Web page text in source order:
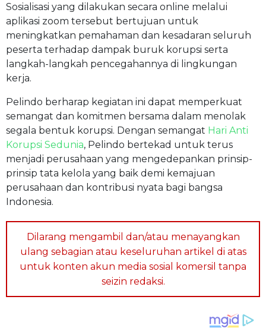
Sosialisasi yang dilakukan secara online melalui
aplikasi zoom tersebut bertujuan untuk
meningkatkan pemahaman dan kesadaran seluruh
peserta terhadap dampak buruk korupsi serta
langkah-langkah pencegahannya di lingkungan
kerja.
Pelindo berharap kegiatan ini dapat memperkuat
semangat dan komitmen bersama dalam menolak
segala bentuk korupsi. Dengan semangat Hari Anti
Korupsi Sedunia, Pelindo bertekad untuk terus
menjadi perusahaan yang mengedepankan prinsip-
prinsip tata kelola yang baik demi kemajuan
perusahaan dan kontribusi nyata bagi bangsa
Indonesia.
Dilarang mengambil dan/atau menayangkan
ulang sebagian atau keseluruhan artikel di atas
untuk konten akun media sosial komersil tanpa
seizin redaksi.